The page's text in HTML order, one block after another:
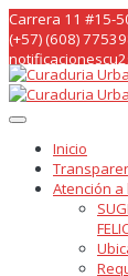
Skip
to
content
Carrera 11 #15-
(+57) (608)
Inicio
Atención a